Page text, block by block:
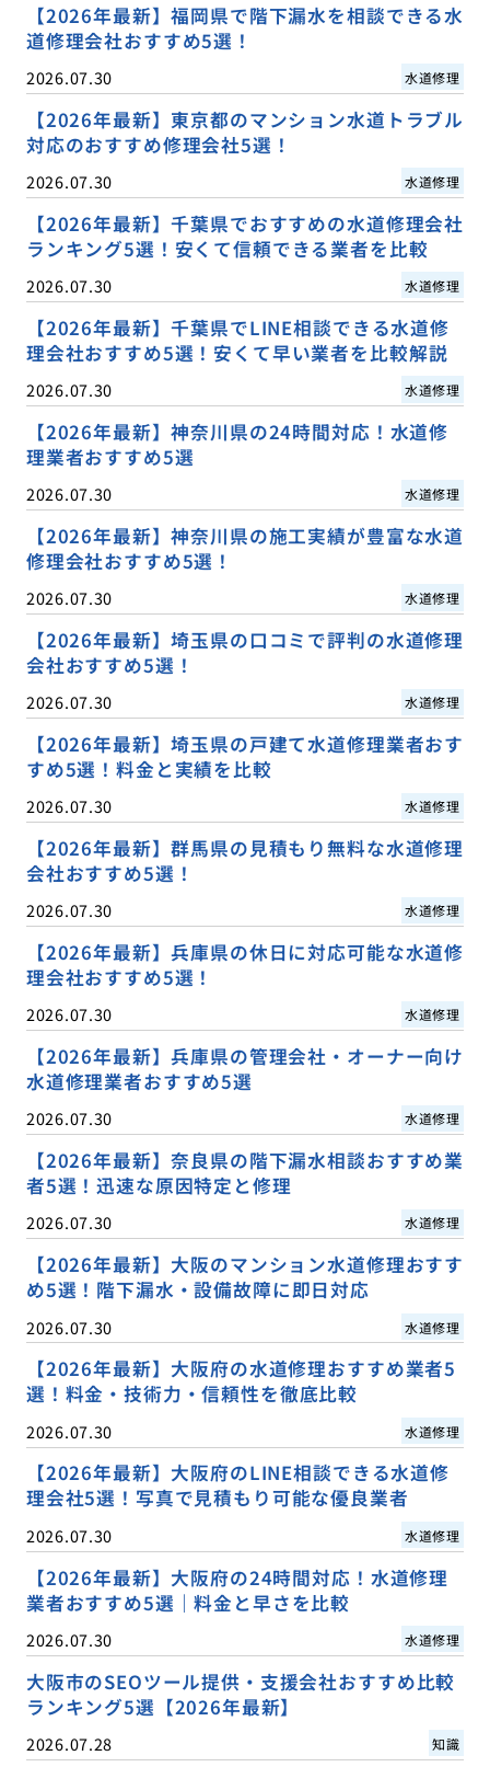
【2026年最新】福岡県で階下漏水を相談できる水
道修理会社おすすめ5選！
2026.07.30 水道修理
【2026年最新】東京都のマンション水道トラブル
対応のおすすめ修理会社5選！
2026.07.30 水道修理
【2026年最新】千葉県でおすすめの水道修理会社
ランキング5選！安くて信頼できる業者を比較
2026.07.30 水道修理
【2026年最新】千葉県でLINE相談できる水道修
理会社おすすめ5選！安くて早い業者を比較解説
2026.07.30 水道修理
【2026年最新】神奈川県の24時間対応！水道修
理業者おすすめ5選
2026.07.30 水道修理
【2026年最新】神奈川県の施工実績が豊富な水道
修理会社おすすめ5選！
2026.07.30 水道修理
【2026年最新】埼玉県の口コミで評判の水道修理
会社おすすめ5選！
2026.07.30 水道修理
【2026年最新】埼玉県の戸建て水道修理業者おす
すめ5選！料金と実績を比較
2026.07.30 水道修理
【2026年最新】群馬県の見積もり無料な水道修理
会社おすすめ5選！
2026.07.30 水道修理
【2026年最新】兵庫県の休日に対応可能な水道修
理会社おすすめ5選！
2026.07.30 水道修理
【2026年最新】兵庫県の管理会社・オーナー向け
水道修理業者おすすめ5選
2026.07.30 水道修理
【2026年最新】奈良県の階下漏水相談おすすめ業
者5選！迅速な原因特定と修理
2026.07.30 水道修理
【2026年最新】大阪のマンション水道修理おすす
め5選！階下漏水・設備故障に即日対応
2026.07.30 水道修理
【2026年最新】大阪府の水道修理おすすめ業者5
選！料金・技術力・信頼性を徹底比較
2026.07.30 水道修理
【2026年最新】大阪府のLINE相談できる水道修
理会社5選！写真で見積もり可能な優良業者
2026.07.30 水道修理
【2026年最新】大阪府の24時間対応！水道修理
業者おすすめ5選｜料金と早さを比較
2026.07.30 水道修理
大阪市のSEOツール提供・支援会社おすすめ比較
ランキング5選【2026年最新】
2026.07.28 知識